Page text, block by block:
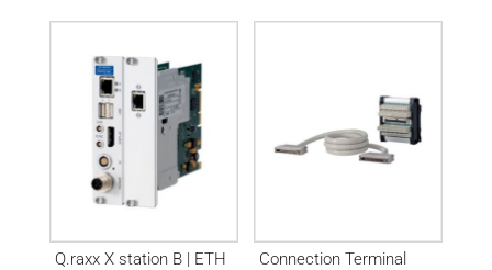
Q.raxx X station B | ETH
Connection Terminal